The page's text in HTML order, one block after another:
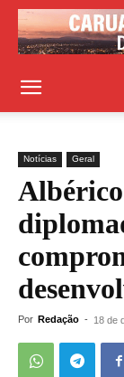
Notícias Geral
Por Redação - 18 de